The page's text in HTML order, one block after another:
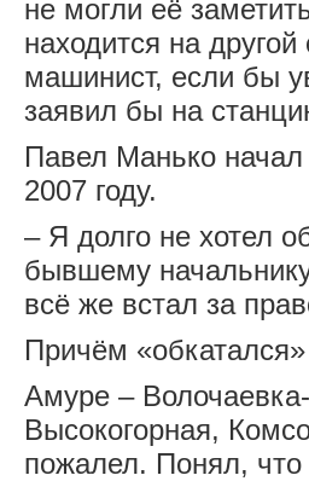
не могли её
находится на
машинист, если бы
заявил бы на
Павел Манько
2007 году.
– Я долго не хотел
бывшему
всё же встал за
Причём
Амуре –
Высокогорная,
пожалел. Понял, что